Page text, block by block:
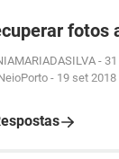
fotos
-
- 19 set 2018